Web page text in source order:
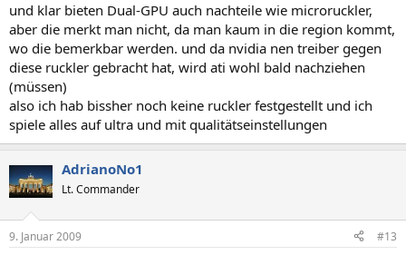
und klar bieten Dual-GPU auch nachteile wie microruckler,
aber die merkt man nicht, da man kaum in die region kommt,
wo die bemerkbar werden. und da nvidia nen treiber gegen
diese ruckler gebracht hat, wird ati wohl bald nachziehen
(müssen)
also ich hab bissher noch keine ruckler festgestellt und ich
spiele alles auf ultra und mit qualitätseinstellungen
AdrianoNo1
Lt. Commander
9. Januar 2009 #13